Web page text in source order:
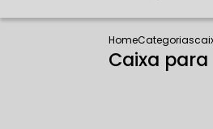
HomeCategorias
Caixa